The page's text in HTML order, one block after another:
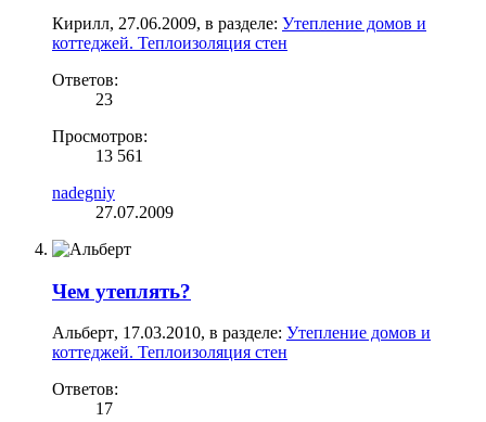
Кирилл, 27.06.2009, в разделе: Утепление домов и
коттеджей. Теплоизоляция стен
Ответов:
23
Просмотров:
13 561
nadegniy
27.07.2009
Чем утеплять?
Альберт, 17.03.2010, в разделе: Утепление домов и
коттеджей. Теплоизоляция стен
Ответов:
17